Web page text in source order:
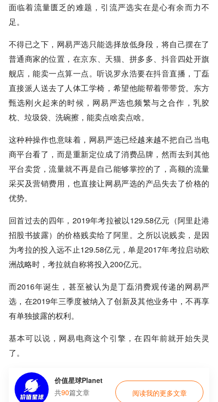
面临着流量匮乏的难题，引流严选实在是心有余而力不
足。
不得已之下，网易严选只能选择放低身段，将自己摆在了
普通商家的位置，在京东 、天猫、拼多多、 抖音四处开旗
舰店，能卖一点算一点。听说罗永浩要在抖音直播，丁磊
直接派人送去了人体工学椅，希望他能帮着带带货。东方
甄选刚火起来的时候，网易严选也频繁与之合作，乳胶
枕、垃圾袋、洗碗擦，能卖点啥卖点啥。
这种种操作也意味着，网易严选已经越来越不把自己当电
商平台看了，而是重新定位成了消费品牌，然而去到其他
平台卖货，流量就不再是自己能够掌控的了，高额的流量
采买及营销费用，也直接让网易严选的产品失去了价格的
优势。
回首过去的四年，2019年考拉被以129.58亿元（阿里赴港
招股书披露）的价格贱卖给了阿里。之所以说贱卖，是因
为考拉的投入远不止129.58亿元，单是2017年考拉启动欧
洲战略时，考拉就自称将投入200亿元。
而2016年诞生，甚至被认为是丁磊消费观传递的网易严
选，在2019年三季度被纳入了创新及其他业务中，不再享
有单独披露的权利。
基本可以说，网易电商这个引擎，在四年前就开始失灵
了。
价值星球Planet
共90篇文章 阅读我的更多文章